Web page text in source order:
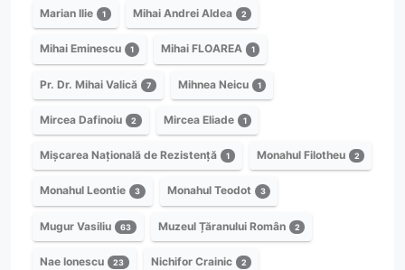
Marian Ilie 1 Mihai Andrei Aldea 2
Mihai Eminescu 1 Mihai FLOAREA 1
Pr. Dr. Mihai Valică 7 Mihnea Neicu 1
Mircea Dafinoiu 2 Mircea Eliade 1
Mișcarea Națională de Rezistență 1 Monahul Filotheu 2
Monahul Leontie 3 Monahul Teodot 3
Mugur Vasiliu 63 Muzeul Țăranului Român 2
Nae Ionescu 23 Nichifor Crainic 2